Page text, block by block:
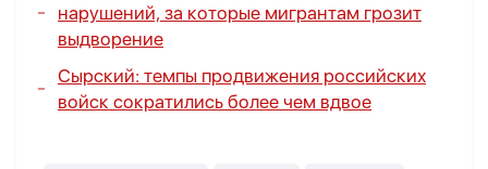
нарушений, за которые мигрантам грозит
выдворение
Сырский: темпы продвижения российских
войск сократились более чем вдвое